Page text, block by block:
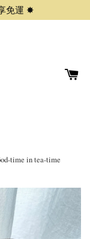
免運 ✸
time in tea-time